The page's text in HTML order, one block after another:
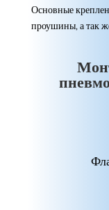
Основные
проушины, а так